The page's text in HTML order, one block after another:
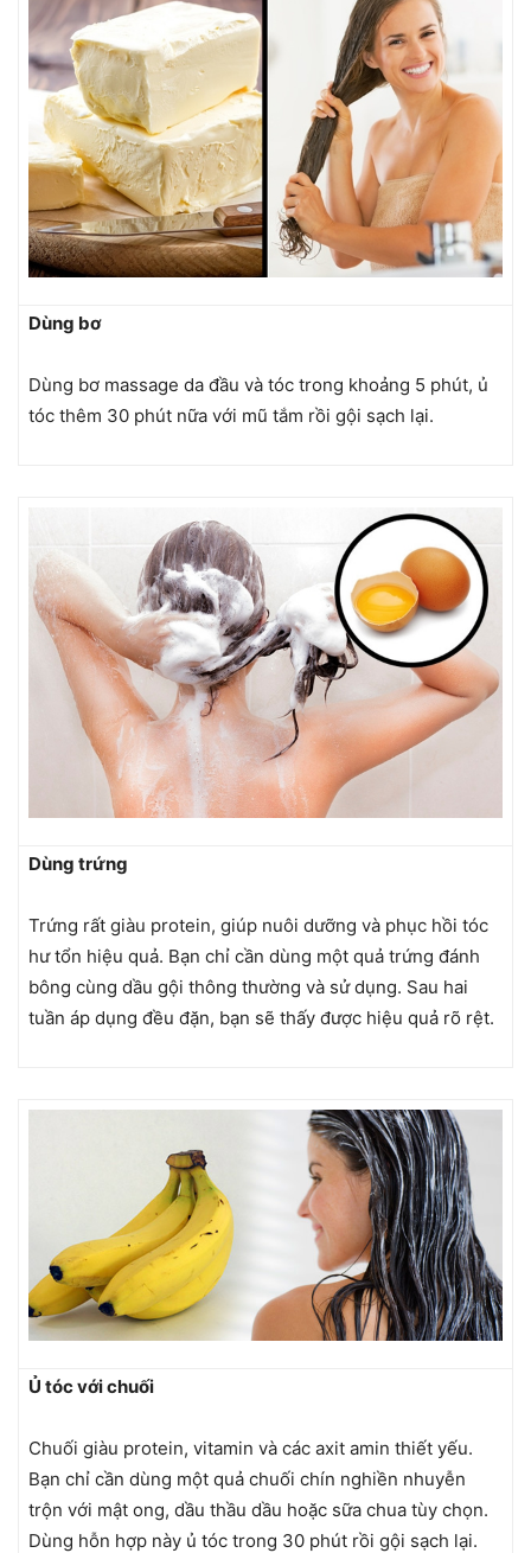
Dùng bơ
Dùng bơ massage da đầu và tóc trong khoảng 5 phút, ủ
tóc thêm 30 phút nữa với mũ tắm rồi gội sạch lại.
Dùng trứng
Trứng rất giàu protein, giúp nuôi dưỡng và phục hồi tóc
hư tổn hiệu quả. Bạn chỉ cần dùng một quả trứng đánh
bông cùng dầu gội thông thường và sử dụng. Sau hai
tuần áp dụng đều đặn, bạn sẽ thấy được hiệu quả rõ rệt.
Ủ tóc với chuối
Chuối giàu protein, vitamin và các axit amin thiết yếu.
Bạn chỉ cần dùng một quả chuối chín nghiền nhuyễn
trộn với mật ong, dầu thầu dầu hoặc sữa chua tùy chọn.
Dùng hỗn hợp này ủ tóc trong 30 phút rồi gội sạch lại.